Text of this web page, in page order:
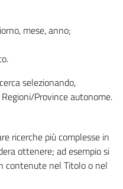
mese, anno;
selezionando,
Province autonome.
ricerche più complesse in
ottenere; ad esempio si
contenute nel Titolo o nel